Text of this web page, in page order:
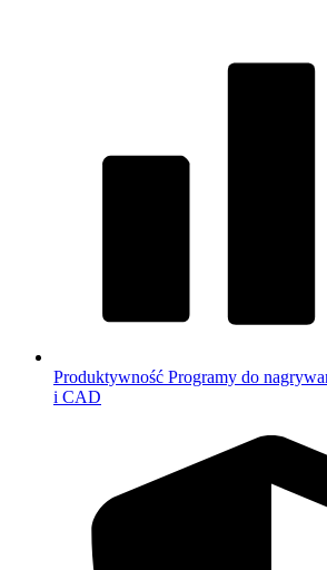
Produktywność Programy do
i CAD